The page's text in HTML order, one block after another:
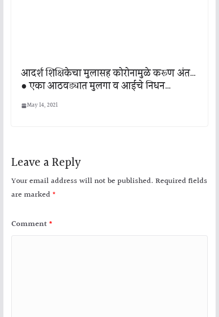
आदर्श शिक्षिकेचा मुलासह कोरोनामुळे करूण अंत…
● एका आठवड्यात मुलगा व आईचे निधन…
May 14, 2021
Leave a Reply
Your email address will not be published. Required fields
are marked *
Comment *